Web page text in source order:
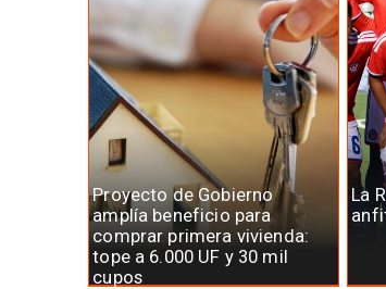
Proyecto de Gobierno
amplía beneficio para
comprar primera vivienda:
tope a 6.000 UF y 30 mil
cupos
La